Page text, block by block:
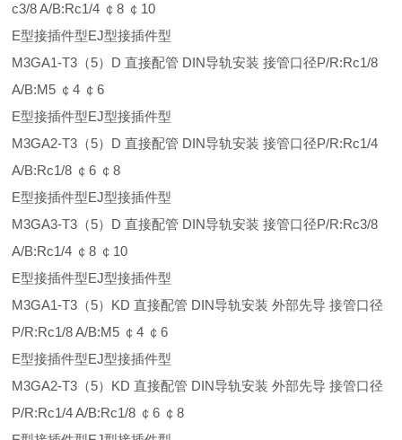
c3/8 A/B:Rc1/4 ￠8 ￠10
E型接插件型EJ型接插件型
M3GA1-T3（5）D 直接配管 DIN导轨安装 接管口径P/R:Rc1/8
A/B:M5 ￠4 ￠6
E型接插件型EJ型接插件型
M3GA2-T3（5）D 直接配管 DIN导轨安装 接管口径P/R:Rc1/4
A/B:Rc1/8 ￠6 ￠8
E型接插件型EJ型接插件型
M3GA3-T3（5）D 直接配管 DIN导轨安装 接管口径P/R:Rc3/8
A/B:Rc1/4 ￠8 ￠10
E型接插件型EJ型接插件型
M3GA1-T3（5）KD 直接配管 DIN导轨安装 外部先导 接管口径
P/R:Rc1/8 A/B:M5 ￠4 ￠6
E型接插件型EJ型接插件型
M3GA2-T3（5）KD 直接配管 DIN导轨安装 外部先导 接管口径
P/R:Rc1/4 A/B:Rc1/8 ￠6 ￠8